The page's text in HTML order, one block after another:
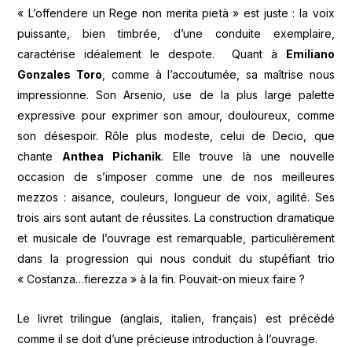
« L’offendere un Rege non merita pietà » est juste : la voix
puissante, bien timbrée, d’une conduite exemplaire,
caractérise idéalement le despote. Quant à Emiliano
Gonzales Toro , comme à l’accoutumée, sa maîtrise nous
impressionne. Son Arsenio, use de la plus large palette
expressive pour exprimer son amour, douloureux, comme
son désespoir. Rôle plus modeste, celui de Decio, que
chante Anthea Pichanik. Elle trouve là une nouvelle
occasion de s’imposer comme une de nos meilleures
mezzos : aisance, couleurs, longueur de voix, agilité. Ses
trois airs sont autant de réussites. La construction dramatique
et musicale de l’ouvrage est remarquable, particulièrement
dans la progression qui nous conduit du stupéfiant trio
« Costanza…fierezza » à la fin. Pouvait-on mieux faire ?
Le livret trilingue (anglais, italien, français) est précédé
comme il se doit d’une précieuse introduction à l’ouvrage.